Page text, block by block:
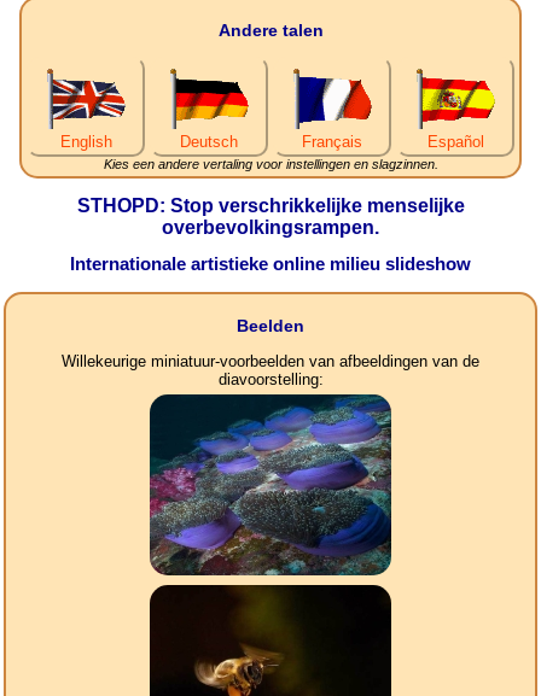
Andere talen
English Deutsch Français Español
Kies een andere vertaling voor instellingen en slagzinnen.
STHOPD: Stop verschrikkelijke menselijke
overbevolkingsrampen.
Internationale artistieke online milieu slideshow
Beelden
Willekeurige miniatuur-voorbeelden van afbeeldingen van de
diavoorstelling: